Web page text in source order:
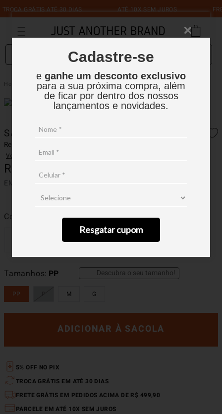
Cadastre-se
e ganhe um desconto exclusivo
para a sua próxima compra, além
de ficar por dentro dos nossos
lançamentos e novidades.
Resgatar cupom
GRÁTIS ATÉ 30 DIAS ATÉ 10X SEM JUROS
O que você está procurando?
Feminino Saia Saia Lapis Pespontos E Nylon
SAIA LAPIS PESPONTOS E NYLON
Ref.:
Ver avaliações
R$ 599 , 90
EM ATÉ
Tamanhos PP
PP M G
Descubra o seu tamanho!
Cor
ADICIONAR À SACOLA
5% OFF NO PIX
TROCA GRÁTIS EM ATÉ 30 DIAS
FRETE GRÁTIS EM PEDIDOS ACIMA DE R$ 499,90
PARCELE EM ATÉ 10X SEM JUROS